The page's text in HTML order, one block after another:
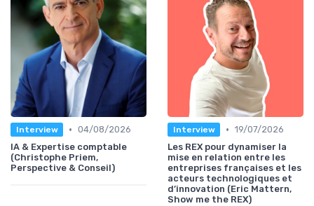
Interview • 04/08/2026
IA & Expertise comptable
(Christophe Priem,
Perspective & Conseil)
Interview • 19/07/2026
Les REX pour dynamiser la
mise en relation entre les
entreprises françaises et les
acteurs technologiques et
d’innovation (Eric Mattern,
Show me the REX)